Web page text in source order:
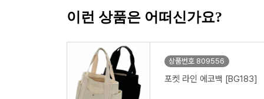
이런 상품은 어떠신가요?
상품번호 809556
포켓 라인 에코백 [BG183]